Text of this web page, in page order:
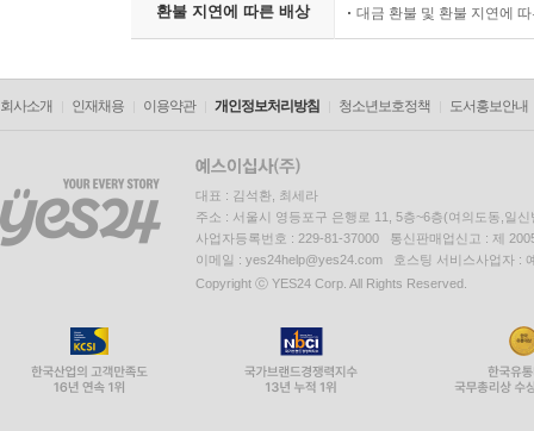
환불 지연에 따른 배상 대금 환불 및 환불 지연에
회사소개 인재채용 이용약관 개인정보처리방침 청소년보호정책 도서홍보안내
대표 : 김석환, 최세라
주소 : 서울시 영등포구 은행로 11, 5층~6층(여의도동,일신
사업자등록번호 : 229-81-37000 통신판매업신고 : 제
이메일 : yes24help@yes24.com 호스팅 서비스사업자 :
Copyright ⓒ YES24 Corp. All Rights Reserved.